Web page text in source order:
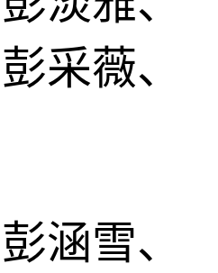
采薇、
涵雪、